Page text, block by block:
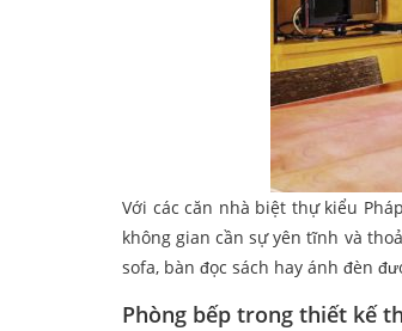
Với các căn nhà biệt thự kiểu
không gian cần sự yên tĩnh và
sofa, bàn đọc sách hay ánh đèn
Phòng bếp trong thiết kế